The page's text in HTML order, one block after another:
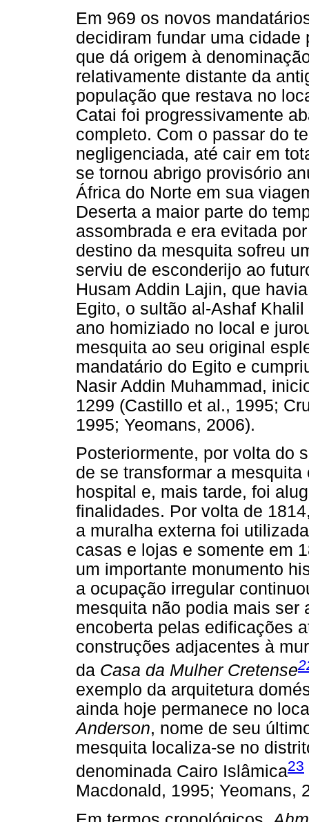
Em 969 os novos
decidiram fundar uma
que dá origem à
relativamente distante da
população que restava no
Catai foi progressivamente
completo. Com o passar do
negligenciada, até cair em
se tornou abrigo provisório
África do Norte em sua
Deserta a maior parte do
assombrada e era evitada
destino da mesquita sofreu
serviu de esconderijo ao
Husam Addin Lajin, que
Egito, o sultão al-Ashaf
ano homiziado no local e
mesquita ao seu original
mandatário do Egito e
Nasir Addin Muhammad,
1299 (Castillo et al., 1995;
1995; Yeomans, 2006).
Posteriormente, por volta do
de se transformar a mesquita
hospital e, mais tarde, foi
finalidades. Por volta de
a muralha externa foi
casas e lojas e somente em
um importante monumento
a ocupação irregular
mesquita não podia mais ser
encoberta pelas edificações
construções adjacentes à
da Casa da Mulher Cretense
exemplo da arquitetura
ainda hoje permanece no
Anderson, nome de seu
mesquita localiza-se no
denominada Cairo Islâmica23
Macdonald, 1995; Yeomans,